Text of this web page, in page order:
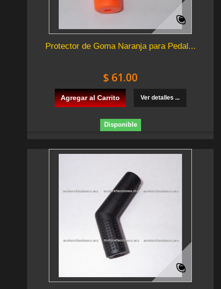
Protector de Goma Naranja para Pedal...
$ 61.00
Agregar al Carrito Ver detalles ...
Disponible